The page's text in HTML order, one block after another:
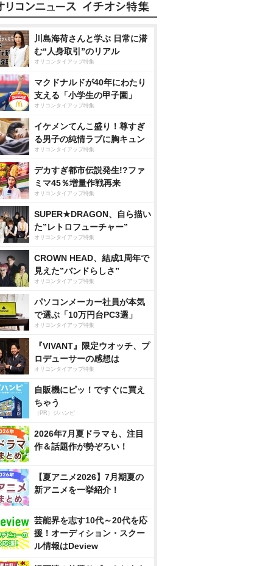
川島海荷さんと学ぶ 日常に潜
む“人身取引”のリアル
オリコンタイアップ特集
マクドナルドが40年にわたり
支える「小学生の甲子園」
オリコンタイアップ特集
イケメンてんこ盛り！尊すぎ
る男子の純情ラブに胸キュン
オリコンタイアップ特集
デカすぎ都市伝説発生!?ファ
ミマ45％増量作戦再来
オリコンタイアップ特集
SUPER★DRAGON、自ら描い
た”レトロフューチャー”
オリコンタイアップ特集
CROWN HEAD、結成1周年で
見えた”バンドらしさ”
オリコンタイアップ特集
パソコンメーカー社員が本気
で選ぶ「10万円台PC3選」
オリコンタイアップ特集
『VIVANT』限定ウオッチ、プ
ロデューサーの感想は
オリコンタイアップ特集
自販機にピッ！ですぐに買え
ちゃう
（PR）ジハンピ
2026年7月夏ドラマも、注目
作＆話題作が勢ぞろい！
【夏アニメ2026】7月期夏の
新アニメを一挙紹介！
芸能界を志す10代～20代を応
援！オーディション・スクー
ル情報はDeview